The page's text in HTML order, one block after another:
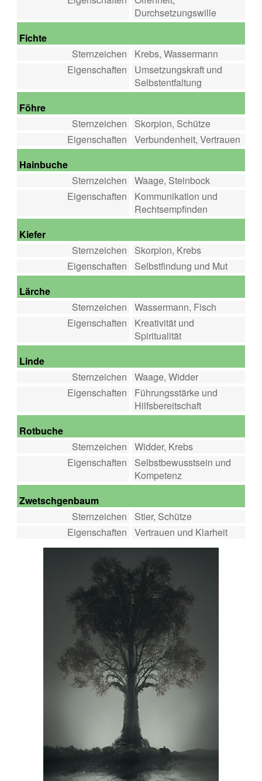
Durchsetzungswille
Fichte
Sternzeichen
Krebs, Wassermann
Eigenschaften
Umsetzungskraft und
Selbstentfaltung
Föhre
Sternzeichen
Skorpion, Schütze
Eigenschaften
Verbundenheit, Vertrauen
Hainbuche
Sternzeichen
Waage, Steinbock
Eigenschaften
Kommunikation und
Rechtsempfinden
Kiefer
Sternzeichen
Skorpion, Krebs
Eigenschaften
Selbstfindung und Mut
Lärche
Sternzeichen
Wassermann, Fisch
Eigenschaften
Kreativität und
Spiritualität
Linde
Sternzeichen
Waage, Widder
Eigenschaften
Führungsstärke und
Hilfsbereitschaft
Rotbuche
Sternzeichen
Widder, Krebs
Eigenschaften
Selbstbewusstsein und
Kompetenz
Zwetschgenbaum
Sternzeichen
Stier, Schütze
Eigenschaften
Vertrauen und Klarheit